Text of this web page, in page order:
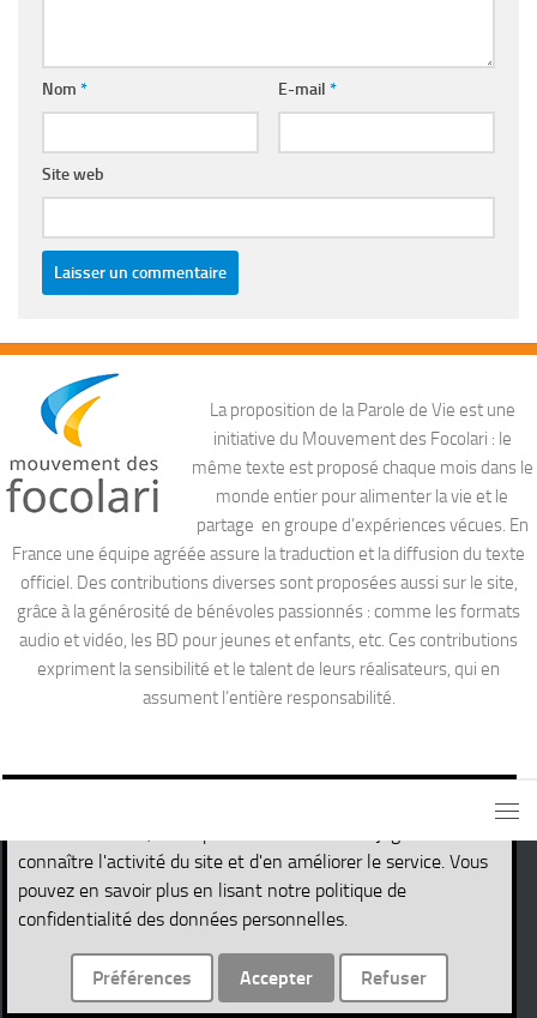
Nom * E-mail *
Site web
La proposition de la Parole de Vie est une
initiative du Mouvement des Focolari : le
même texte est proposé chaque mois dans le
monde entier pour alimenter la vie et le
partage en groupe d’expériences vécues. En
France une équipe agréée assure la traduction et la diffusion du texte
officiel. Des contributions diverses sont proposées aussi sur le site,
grâce à la générosité de bénévoles passionnés : comme les formats
audio et vidéo, les BD pour jeunes et enfants, etc. Ces contributions
expriment la sensibilité et le talent de leurs réalisateurs, qui en
assument l’entière responsabilité.
Site de la Parole de Vie © 2026. Tous droits réservés.
connaître l'activité du site et d'en améliorer le service. Vous
pouvez en savoir plus en lisant notre politique de
confidentialité des données personnelles.
Préférences Accepter Refuser